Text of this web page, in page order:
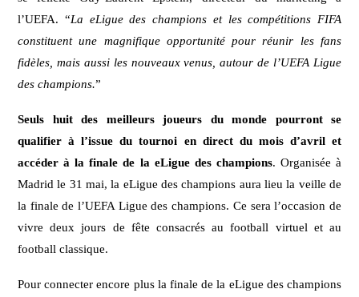
l’UEFA. “La eLigue des champions et les compétitions FIFA
constituent une magnifique opportunité pour réunir les fans
fidèles, mais aussi les nouveaux venus, autour de l’UEFA Ligue
des champions.”
Seuls huit des meilleurs joueurs du monde pourront se
qualifier à l’issue du tournoi en direct du mois d’avril et
accéder à la finale de la eLigue des champions. Organisée à
Madrid le 31 mai, la eLigue des champions aura lieu la veille de
la finale de l’UEFA Ligue des champions. Ce sera l’occasion de
vivre deux jours de fête consacrés au football virtuel et au
football classique.
Pour connecter encore plus la finale de la eLigue des champions